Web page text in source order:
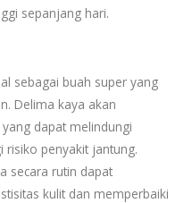
sepanjang hari.
sebagai buah super yang
Delima kaya akan
dapat melindungi
risiko penyakit jantung.
secara rutin dapat
kulit dan memperbaiki